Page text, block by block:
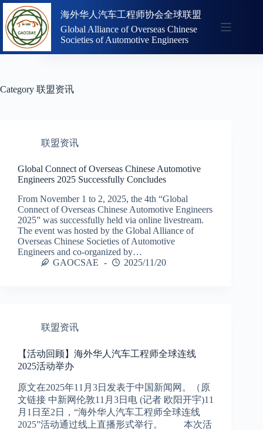
Skip
content
海外华人汽车工程师协会全球联盟
Global Alliance of Overseas Chinese
Societies of Automotive Engineers
Category 联盟资讯
联盟资讯
Global Connect of Overseas Chinese Automotive
Engineers 2025 Successfully Concludes
From November 1 to 2, 2025, the 4th “Global
Connect of Overseas Chinese Automotive Engineers
2025” was successfully held via online livestream.
The event was hosted by the Global Alliance of
Overseas Chinese Societies of Automotive
Engineers and co-organized by…
GAOCSAE
2025/11/20
联盟资讯
【活动回顾】海外华人汽车工程师全球连线
2025活动举办
原文在2025年11月3日发表于中国新闻网。（原
文链接 中新网伦敦11月3日电 (记者 欧阳开宇)11
月1日至2日，“海外华人汽车工程师全球连线
2025”活动通过线上直播形式举行。 本次活